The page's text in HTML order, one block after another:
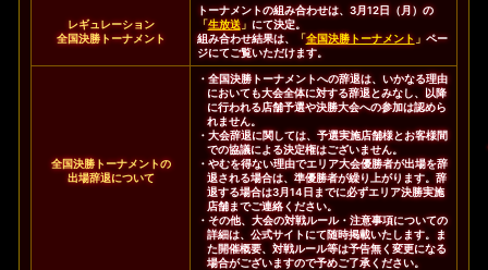
レギュレーション
全国決勝トーナメント
トーナメントの組み合わせは、3月12日（月）の
「生放送」 にて決定。
組み合わせ結果は、
「全国決勝トーナメント」 ペー
ジにてご覧いただけます。
全国決勝トーナメントの
出場辞退について
・全国決勝トーナメントへの辞退は、いかなる理由
においても大会全体に対する辞退とみなし、以降
に行われる店舗予選や決勝大会への参加は認めら
れません。
・大会辞退に関しては、予選実施店舗様とお客様間
での協議による決定権はございません。
・やむを得ない理由でエリア大会優勝者が出場を辞
退される場合は、準優勝者が繰り上がります。辞
退する場合は3月14日までに必ずエリア決勝実施
店舗までご連絡ください。
・その他、大会の対戦ルール・注意事項についての
詳細は、公式サイトにて随時掲載いたします。ま
た開催概要、対戦ルール等は予告無く変更になる
場合がございますので予めご了承ください。